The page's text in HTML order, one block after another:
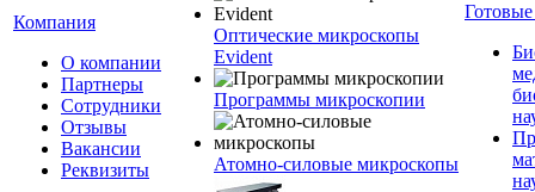
Компания
О компании
Партнеры
Сотрудники
Отзывы
Вакансии
Реквизиты
Оптические микроскопы
Evident
Программы микроскопии
Атомно-силовые микроскопы